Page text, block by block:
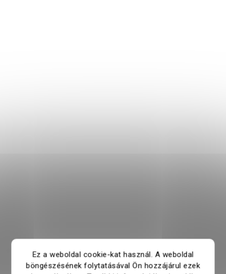
Ez a weboldal cookie-kat használ. A weboldal
böngészésének folytatásával Ön hozzájárul ezek